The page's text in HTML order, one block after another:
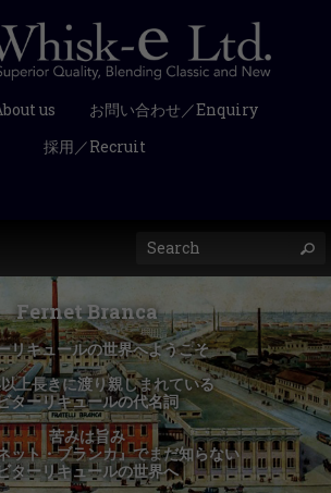
us
お問い合わせ／Enquiry
採用／Recruit
Fernet Branca
リキュールの世界へようこそ
上長きに渡り親しまれている
ターリキュールの代名詞
苦みは旨み
ット・ブランカ』でまだ知らない
ターリキュールの世界へ